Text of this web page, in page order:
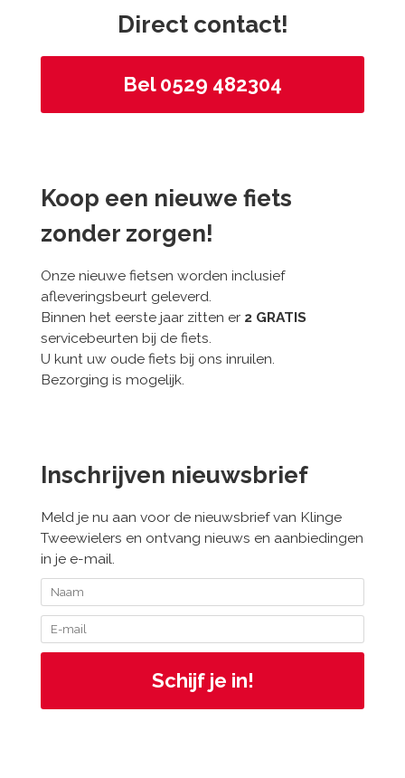
Direct contact!
Bel 0529 482304
Koop een nieuwe fiets
zonder zorgen!
Onze nieuwe fietsen worden inclusief
afleveringsbeurt geleverd.
Binnen het eerste jaar zitten er 2 GRATIS
servicebeurten bij de fiets.
U kunt uw oude fiets bij ons inruilen.
Bezorging is mogelijk.
Inschrijven nieuwsbrief
Meld je nu aan voor de nieuwsbrief van Klinge
Tweewielers en ontvang nieuws en aanbiedingen
in je e-mail.